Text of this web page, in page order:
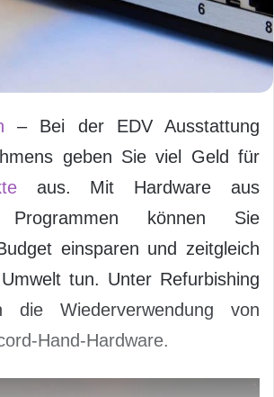
– Bei der EDV Ausstattung
geben Sie viel Geld für
aus. Mit Hardware aus
Programmen können Sie
einsparen und zeitgleich
tun. Unter Refurbishing
die Wiederverwendung von
Hand-Hardware.